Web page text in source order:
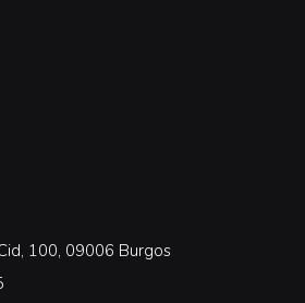
100, 09006 Burgos